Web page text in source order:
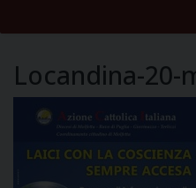
Locandina-20-